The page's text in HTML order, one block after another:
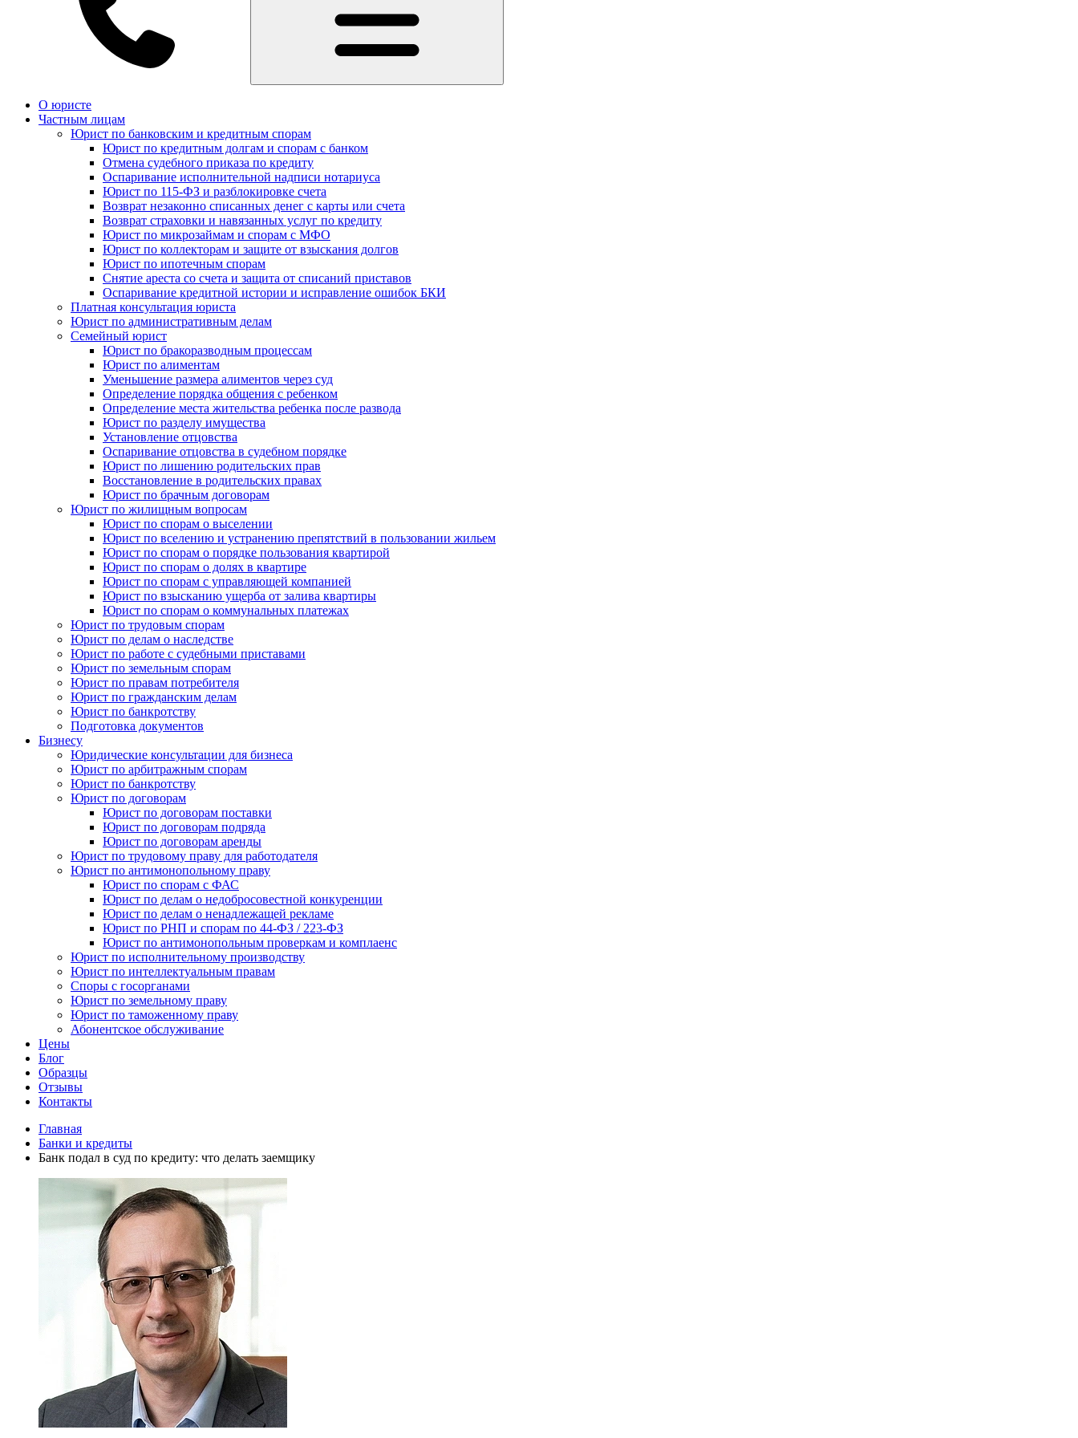
О юристе
Частным лицам
Юрист по банковским и кредитным спорам
Юрист по кредитным долгам и спорам с банком
Отмена судебного приказа по кредиту
Оспаривание исполнительной надписи нотариуса
Юрист по 115-ФЗ и разблокировке счета
Возврат незаконно списанных денег с карты или счета
Возврат страховки и навязанных услуг по кредиту
Юрист по микрозаймам и спорам с МФО
Юрист по коллекторам и защите от взыскания долгов
Юрист по ипотечным спорам
Снятие ареста со счета и защита от списаний приставов
Оспаривание кредитной истории и исправление ошибок БКИ
Платная консультация юриста
Юрист по административным делам
Семейный юрист
Юрист по бракоразводным процессам
Юрист по алиментам
Уменьшение размера алиментов через суд
Определение порядка общения с ребенком
Определение места жительства ребенка после развода
Юрист по разделу имущества
Установление отцовства
Оспаривание отцовства в судебном порядке
Юрист по лишению родительских прав
Восстановление в родительских правах
Юрист по брачным договорам
Юрист по жилищным вопросам
Юрист по спорам о выселении
Юрист по вселению и устранению препятствий в пользовании жильем
Юрист по спорам о порядке пользования квартирой
Юрист по спорам о долях в квартире
Юрист по спорам с управляющей компанией
Юрист по взысканию ущерба от залива квартиры
Юрист по спорам о коммунальных платежах
Юрист по трудовым спорам
Юрист по делам о наследстве
Юрист по работе с судебными приставами
Юрист по земельным спорам
Юрист по правам потребителя
Юрист по гражданским делам
Юрист по банкротству
Подготовка документов
Бизнесу
Юридические консультации для бизнеса
Юрист по арбитражным спорам
Юрист по банкротству
Юрист по договорам
Юрист по договорам поставки
Юрист по договорам подряда
Юрист по договорам аренды
Юрист по трудовому праву для работодателя
Юрист по антимонопольному праву
Юрист по спорам с ФАС
Юрист по делам о недобросовестной конкуренции
Юрист по делам о ненадлежащей рекламе
Юрист по РНП и спорам по 44-ФЗ / 223-ФЗ
Юрист по антимонопольным проверкам и комплаенс
Юрист по исполнительному производству
Юрист по интеллектуальным правам
Споры с госорганами
Юрист по земельному праву
Юрист по таможенному праву
Абонентское обслуживание
Цены
Блог
Образцы
Отзывы
Контакты
Главная
Банки и кредиты
Банк подал в суд по кредиту: что делать заемщику